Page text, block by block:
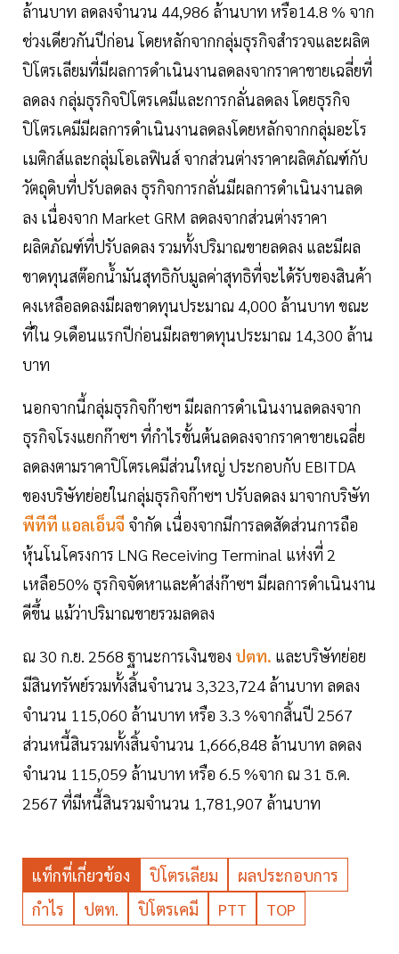
ล้านบาท ลดลงจำนวน 44,986 ล้านบาท หรือ14.8 % จาก
ช่วงเดียวกันปีก่อน โดยหลักจากกลุ่มธุรกิจสำรวจและผลิต
ปิโตรเลียมที่มีผลการดำเนินงานลดลงจากราคาขายเฉลี่ยที่
ลดลง กลุ่มธุรกิจปิโตรเคมีและการกลั่นลดลง โดยธุรกิจ
ปิโตรเคมีมีผลการดำเนินงานลดลงโดยหลักจากกลุ่มอะโร
เมติกส์และกลุ่มโอเลฟินส์ จากส่วนต่างราคาผลิตภัณฑ์กับ
วัตถุดิบที่ปรับลดลง ธุรกิจการกลั่นมีผลการดำเนินงานลด
ลง เนื่องจาก Market GRM ลดลงจากส่วนต่างราคา
ผลิตภัณฑ์ที่ปรับลดลง รวมทั้งปริมาณขายลดลง และมีผล
ขาดทุนสต๊อกน้ำมันสุทธิกับมูลค่าสุทธิที่จะได้รับของสินค้า
คงเหลือลดลงมีผลขาดทุนประมาณ 4,000 ล้านบาท ขณะ
ที่ใน 9เดือนแรกปีก่อนมีผลขาดทุนประมาณ 14,300 ล้าน
บาท
นอกจากนี้กลุ่มธุรกิจก๊าซฯ มีผลการดำเนินงานลดลงจาก
ธุรกิจโรงแยกก๊าซฯ ที่กำไรขั้นต้นลดลงจากราคาขายเฉลี่ย
ลดลงตามราคาปิโตรเคมีส่วนใหญ่ ประกอบกับ EBITDA
ของบริษัทย่อยในกลุ่มธุรกิจก๊าซฯ ปรับลดลง มาจากบริษัท
พีทีที แอลเอ็นจี จำกัด เนื่องจากมีการลดสัดส่วนการถือ
หุ้นโนโครงการ LNG Receiving Terminal แห่งที่ 2
เหลือ50% ธุรกิจจัดหาและค้าส่งก๊าซฯ มีผลการดำเนินงาน
ดีขึ้น แม้ว่าปริมาณขายรวมลดลง
ณ 30 ก.ย. 2568 ฐานะการเงินของ ปตท. และบริษัทย่อย
มีสินทรัพย์รวมทั้งสิ้นจำนวน 3,323,724 ล้านบาท ลดลง
จำนวน 115,060 ล้านบาท หรือ 3.3 %จากสิ้นปี 2567
ส่วนหนี้สินรวมทั้งสิ้นจำนวน 1,666,848 ล้านบาท ลดลง
จำนวน 115,059 ล้านบาท หรือ 6.5 %จาก ณ 31 ธ.ค.
2567 ที่มีหนี้สินรวมจำนวน 1,781,907 ล้านบาท
แท็กที่เกี่ยวข้อง ปิโตรเลียม
ผลประกอบการ
กำไร
ปตท. ปิโตรเคมี PTT TOP